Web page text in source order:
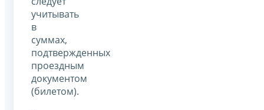
учитывать
в
суммах,
подтвержденных
проездным
документом
(билетом).